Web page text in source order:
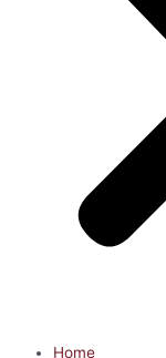
Home